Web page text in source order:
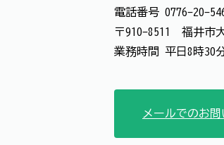
電話番号 0776-20-
〒910-8511 福井市
業務時間 平日8時30
メールでのお